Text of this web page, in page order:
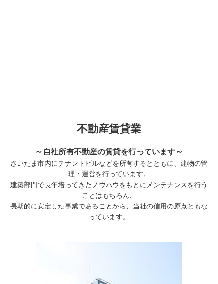
不動産賃貸業
～自社所有不動産の賃貸を行っています～
さいたま市内にテナントビルなどを所有するとともに、建物の管
理・運営を行っています。
建築部門で長年培ってきたノウハウをもとにメンテナンスを行う
ことはもちろん、
長期的に安定した事業であることから、当社の信用の原点ともな
っています。